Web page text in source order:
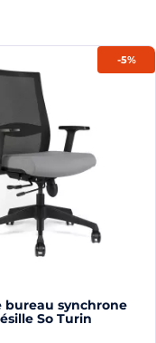
bureau synchrone
So Turin
-5%